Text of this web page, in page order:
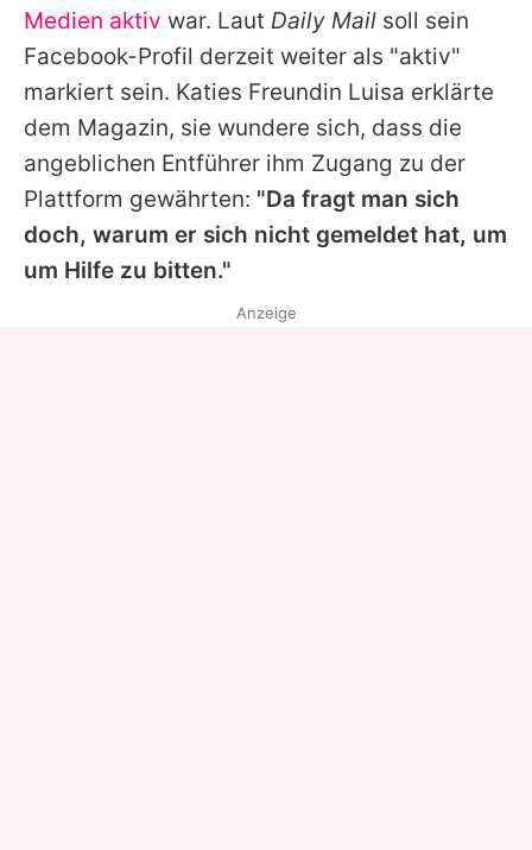
Medien aktiv war. Laut Daily Mail soll sein
Facebook-Profil derzeit weiter als "aktiv"
markiert sein. Katies Freundin Luisa erklärte
dem Magazin, sie wundere sich, dass die
angeblichen Entführer ihm Zugang zu der
Plattform gewährten: "Da fragt man sich
doch, warum er sich nicht gemeldet hat, um
um Hilfe zu bitten."
Anzeige